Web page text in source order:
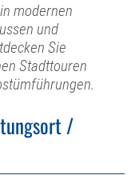
modernen
und
Sie
Stadttouren
/